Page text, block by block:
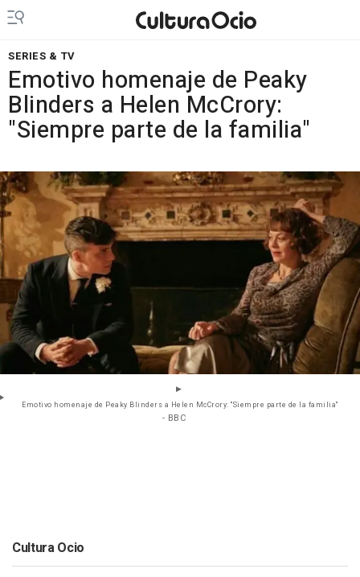
SERIES & TV
Emotivo homenaje de Peaky
Blinders a Helen McCrory:
"Siempre parte de la familia"
Emotivo homenaje de Peaky Blinders a Helen McCrory: "Siempre parte de la familia"
- BBC
Cultura Ocio